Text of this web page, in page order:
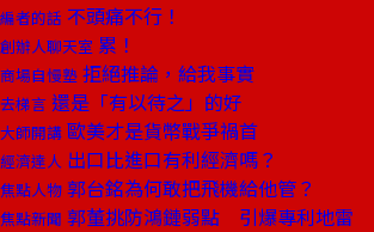
編者的話 不頭痛不行！
創辦人聊天室 累！
商場自慢塾 拒絕推論，給我事實
去梯言 還是「有以待之」的好
大師開講 歐美才是貨幣戰爭禍首
經濟達人 出口比進口有利經濟嗎？
焦點人物 郭台銘為何敢把飛機給他管？
焦點新聞 郭董挑防鴻鏈弱點 引爆專利地雷